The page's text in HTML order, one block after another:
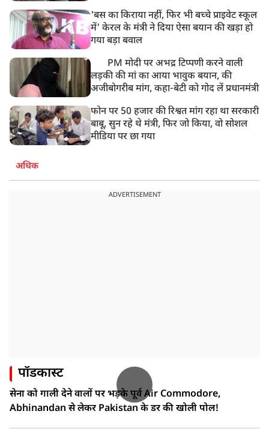
'बस का किराया नहीं, फिर भी बच्चे प्राइवेट स्कूल
में' केरल के मंत्री ने दिया ऐसा बयान की खड़ा हो
गया बड़ा बवाल
PM मोदी पर अभद्र टिप्पणी करने वाली
लड़की की मां का आया भावुक बयान, की
अजीबोगरीब मांग, कहा-बेटी को गोद लें प्रधानमंत्री
फोन पर 50 हजार की रिश्वत मांग रहा था सरकारी
बाबू, सुन रहे थे मंत्री, फिर जो किया, वो सोशल
मीडिया पर छा गया
अधिक
ADVERTISEMENT
पॉडकास्ट
सेना को गाली देने वालों पर भड़के पूर्व Air Commodore,
Abhinandan से लेकर Pakistan के डर की खोली पोल!